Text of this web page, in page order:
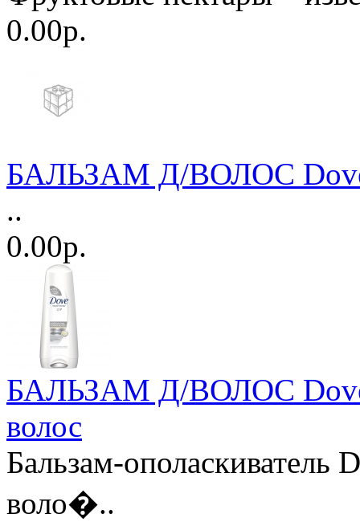
0.00р.
БАЛЬЗАМ Д/ВОЛОС Dove
..
0.00р.
БАЛЬЗАМ Д/ВОЛОС Dove
волос
Бальзам-ополаскиватель
воло�..